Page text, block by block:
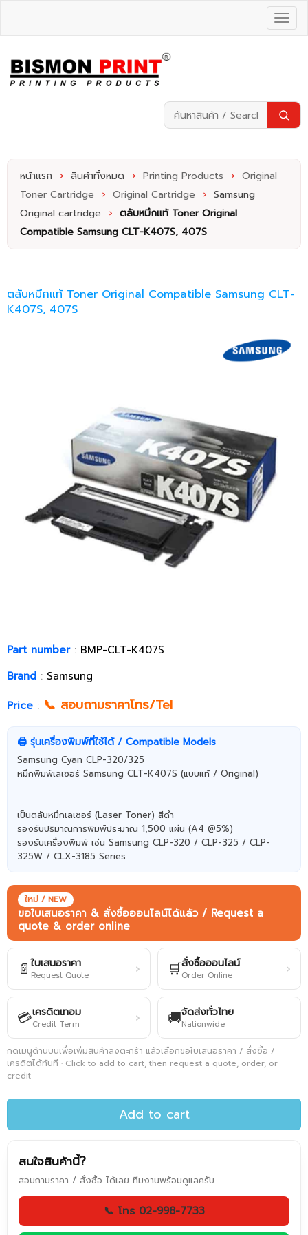
หน้าแรก › สินค้าทั้งหมด › Printing Products › Original
Toner Cartridge
› Original Cartridge › Samsung
Original cartridge
› ตลับหมึกแท้ Toner Original
Compatible Samsung​​​​​​​ CLT-K407S, 407S
ตลับหมึกแท้ Toner Original Compatible Samsung​​​​​​​ CLT-
K407S, 407S
Part number: BMP-CLT-K407S
Brand : Samsung
Price : 📞 สอบถามราคาโทร/Tel
🖨️ รุ่นเครื่องพิมพ์ที่ใช้ได้ / Compatible Models
Samsung Cyan CLP-320/325
หมึกพิมพ์เลเซอร์ Samsung​​​​​​​ CLT-K407S (แบบแท้ / Original)
เป็นตลับหมึกเลเซอร์ (Laser Toner) สีดำ
รองรับปริมาณการพิมพ์ประมาณ 1,500 แผ่น (A4 @5%)
รองรับเครื่องพิมพ์ เช่น Samsung CLP-320 / CLP-325 / CLP-
325W / CLX-3185 Series
ใหม่ / NEW
ขอใบเสนอราคา & สั่งซื้อออนไลน์ได้แล้ว / Request a
quote & order online
📄 ใบเสนอราคา
Request Quote › 🛒สั่งซื้อออนไลน์
Order Online ›
💳เครดิตเทอม
Credit Term › 🚚จัดส่งทั่วไทย
Nationwide
กดเมนูด้านบนเพื่อเพิ่มสินค้าลงตะกร้า แล้วเลือกขอใบเสนอราคา / สั่งซื้อ /
เครดิตได้ทันที · Click to add to cart, then request a quote, order, or
credit
Add to cart
สนใจสินค้านี้?
สอบถามราคา / สั่งซื้อ ได้เลย ทีมงานพร้อมดูแลครับ
📞 โทร 02-998-7733